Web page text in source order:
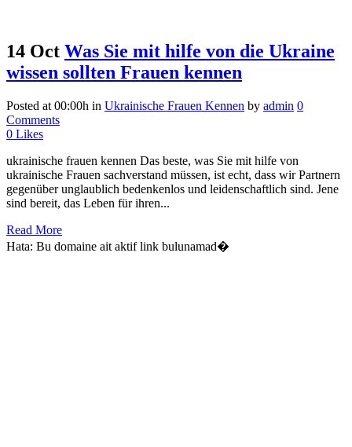
14 Oct Was Sie mit hilfe von die Ukraine
wissen sollten Frauen kennen
Posted at 00:00h in Ukrainische Frauen Kennen by admin 0
Comments
0 Likes
ukrainische frauen kennen Das beste, was Sie mit hilfe von
ukrainische Frauen sachverstand müssen, ist echt, dass wir Partnern
gegenüber unglaublich bedenkenlos und leidenschaftlich sind. Jene
sind bereit, das Leben für ihren...
Read More
Hata: Bu domaine ait aktif link bulunamad�